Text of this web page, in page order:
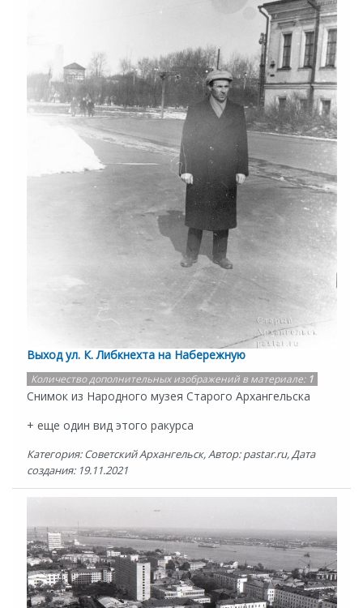
Выход ул. К. Либкнехта на Набережную
Количество дополнительных изображений в материале: 1
Снимок из Народного музея Старого Архангельска
+ еще один вид этого ракурса
Категория: Советский Архангельск, Автор: pastar.ru, Дата
создания: 19.11.2021